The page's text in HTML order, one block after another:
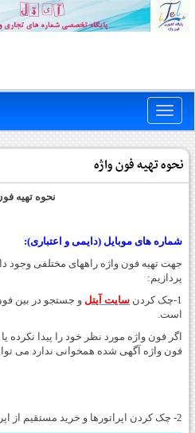
Toggle
نحوه تهیه فون واژه
نحوه تهیه
شماره های موبایل (دایمی و اعتباری):
جهت تهیه فون واژه راههای مختلفی وجود
پردازیم:
1-چک کردن
سایت آیتل و جستجو در بین
است.
اگر فون واژه مورد نظر خود را پیدا نکرده
فون واژه آگهی شده همخوانی ندارد می
2- چک کردن اپراتورها و خرید مستقیم از اپراتور